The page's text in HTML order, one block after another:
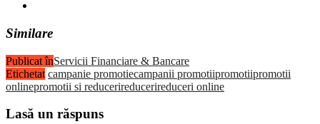
Similare
Publicat înServicii Financiare & Bancare
Etichetat campanie promotiecampanii promotiipromotiipromotii
onlinepromotii si reducerireducerireduceri online
Lasă un răspuns